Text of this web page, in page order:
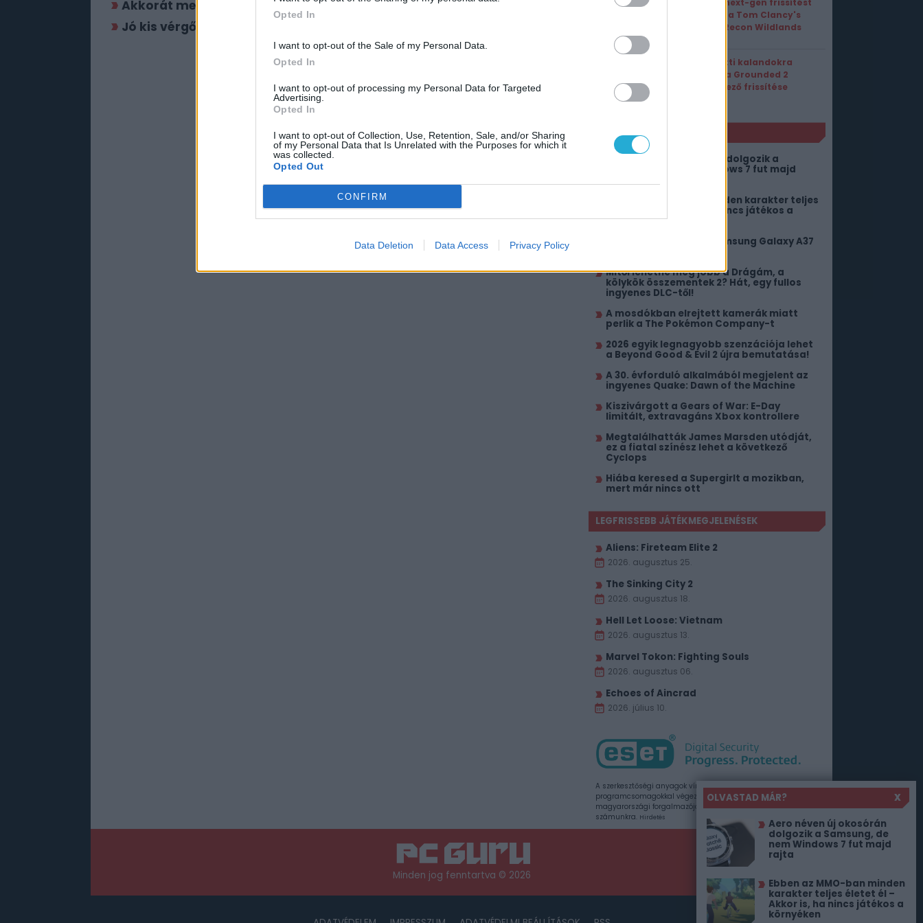
Opted In
I want to opt-out of the Sale of my Personal Data.
Opted In
I want to opt-out of processing my Personal Data for Targeted
Advertising.
Opted In
I want to opt-out of Collection, Use, Retention, Sale, and/or Sharing
of my Personal Data that Is Unrelated with the Purposes for which it
was collected.
Opted Out
CONFIRM
Data Deletion Data Access Privacy Policy
Akkorát megy a Longlegs – A rém, hogy már a Furiosát is lepipálta
Jó kis vérgőzös ámokfutásnak tűnik a Longlegs rendezőjének új filmje
OLVASTAD MÁR?
X
Aero néven új okosórán
dolgozik a Samsung, de
nem Windows 7 fut majd
rajta
Ebben az MMO-ban minden
karakter teljes életet él –
Akkor is, ha nincs játékos a
környéken
Végre next-gen frissítést
kapott a Tom Clancy's
Ghost Recon Wildlands
Víz alatti kalandokra
csábít a Grounded 2
következő frissítése
AJÁNLÓ
Aero néven új okosórán dolgozik a
Samsung, de nem Windows 7 fut majd
Ebben az MMO-ban minden karakter teljes
életet él – Akkor is, ha nincs játékos a
környéken
Nem lennénk most a Samsung Galaxy A37
Mitől lehetne még jobb a Drágám, a
kölykök összementek 2? Hát, egy fullos
ingyenes DLC-től!
A mosdókban elrejtett kamerák miatt
perlik a The Pokémon Company-t
2026 egyik legnagyobb szenzációja lehet
a Beyond Good & Evil 2 újra bemutatása!
A 30. évforduló alkalmából megjelent az
ingyenes Quake: Dawn of the Machine
Kiszivárgott a Gears of War: E-Day
limitált, extravagáns Xbox kontrollere
Megtalálhatták James Marsden utódját,
ez a fiatal színész lehet a következő
Cyclops
Hiába keresed a Supergirlt a mozikban,
mert már nincs ott
LEGFRISSEBB JÁTÉKMEGJELENÉSEK
Aliens: Fireteam Elite 2
2026. augusztus 25.
The Sinking City 2
2026. augusztus 18.
Hell Let Loose: Vietnam
2026. augusztus 13.
Marvel Tokon: Fighting Souls
2026. augusztus 06.
Echoes of Aincrad
2026. július 10.
A szerkesztőségi anyagok vírusellenőrzését az ESET
programcsomagokkal végezzük, amelyet a szoftver
magyarországi forgalmazója, a Sicontact Kft. biztosít
számunkra. Hirdetés
Minden jog fenntartva © 2026